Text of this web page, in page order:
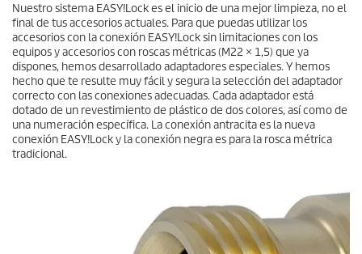
Nuestro sistema EASY!Lockes el inicio de una mejor limpieza, no el
final de tus accesorios actuales. Para que puedas utilizar los
accesorios con la conexión EASY!Locksin limitaciones con los
equipos y accesorios con roscas métricas (M22 × 1,5) que ya
dispones, hemos desarrollado adaptadores especiales. Y hemos
hecho que te resulte muy fácil y segura la selección del adaptador
correcto con las conexiones adecuadas. Cada adaptador está
dotado de un revestimiento de plástico de dos colores, así como de
una numeración específica. La conexión antracita es la nueva
conexión EASY!Locky la conexión negra es para la rosca métrica
tradicional.